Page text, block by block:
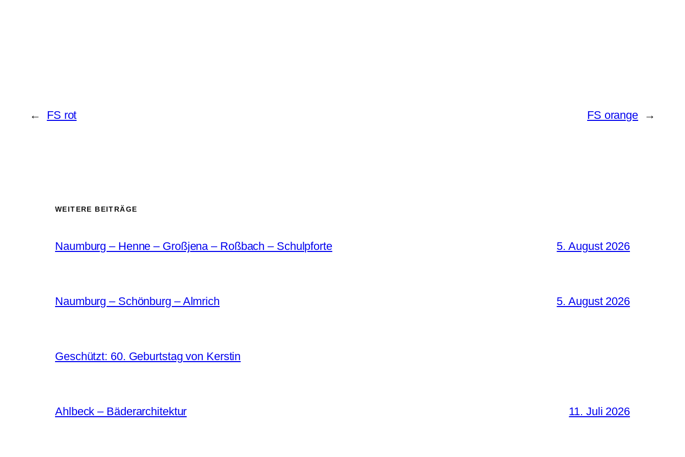
← FS rot FS orange →
WEITERE BEITRÄGE
Naumburg – Henne – Großjena – Roßbach – Schulpforte 5. August 2026
Naumburg – Schönburg – Almrich 5. August 2026
Geschützt: 60. Geburtstag von Kerstin
Ahlbeck – Bäderarchitektur 11. Juli 2026